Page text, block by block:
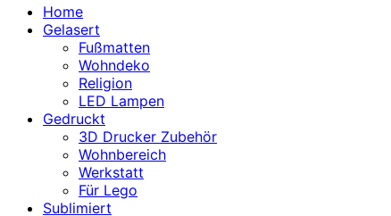
Home
Gelasert
Fußmatten
Wohndeko
Religion
LED Lampen
Gedruckt
3D Drucker Zubehör
Wohnbereich
Werkstatt
Für Lego
Sublimiert